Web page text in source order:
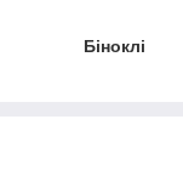
Біноклі